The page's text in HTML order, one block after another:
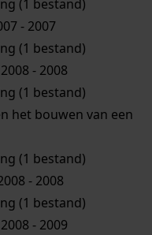
(1 bestand)
- 2007
(1 bestand)
- 2008
(1 bestand)
het bouwen van een
(1 bestand)
- 2008
(1 bestand)
- 2009